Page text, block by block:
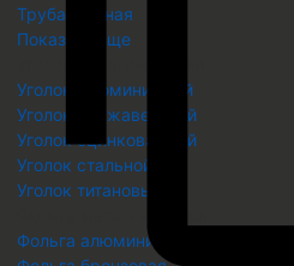
Труба медная
Показать еще
Уголок алюминиевый
Уголок нержавеющий
Уголок оцинкованный
Уголок стальной
Уголок титановый
Фольга алюминиевая